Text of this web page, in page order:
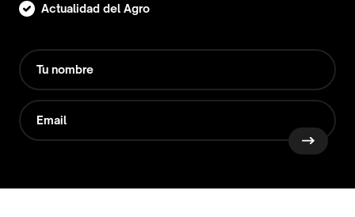
Actualidad del Agro